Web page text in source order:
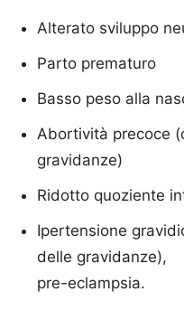
Alterato sviluppo
Parto prematuro
Basso peso alla
Abortività precoce
gravidanze)
Ridotto quoziente
Ipertensione
delle gravidanze),
pre-eclampsia.